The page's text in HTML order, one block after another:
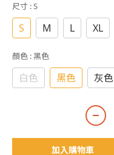
尺寸 : S
S M L XL
顏色 : 黑色
白色 黑色 灰色
加入購物車